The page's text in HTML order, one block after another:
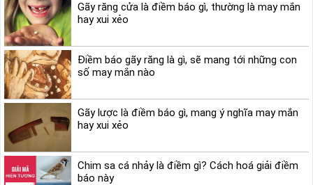
Gãy răng cửa là điềm báo gì, thường là may mắn
hay xui xẻo
Điềm báo gãy răng là gì, sẽ mang tới những con
số may mắn nào
Gãy lược là điềm báo gì, mang ý nghĩa may mắn
hay xui xẻo
Chim sa cá nhảy là điềm gì? Cách hoá giải điềm
báo này